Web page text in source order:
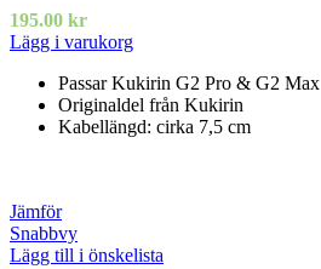
195.00 kr
Lägg i varukorg
Passar Kukirin G2 Pro & G2 Max
Originaldel från Kukirin
Kabellängd: cirka 7,5 cm
Jämför
Snabbvy
Lägg till i önskelista